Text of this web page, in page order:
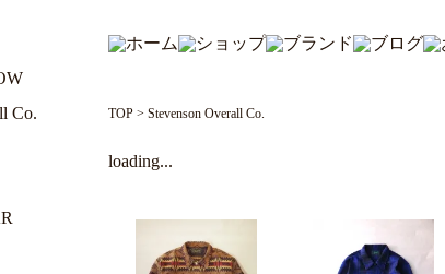
TOP > Stevenson Overall Co.
loading...